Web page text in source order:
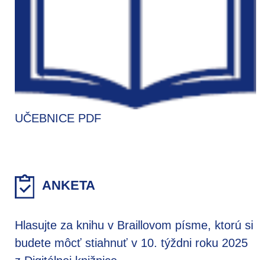
UČEBNICE PDF
ANKETA
Hlasujte za knihu v Braillovom písme, ktorú si
budete môcť stiahnuť v 10. týždni roku 2025